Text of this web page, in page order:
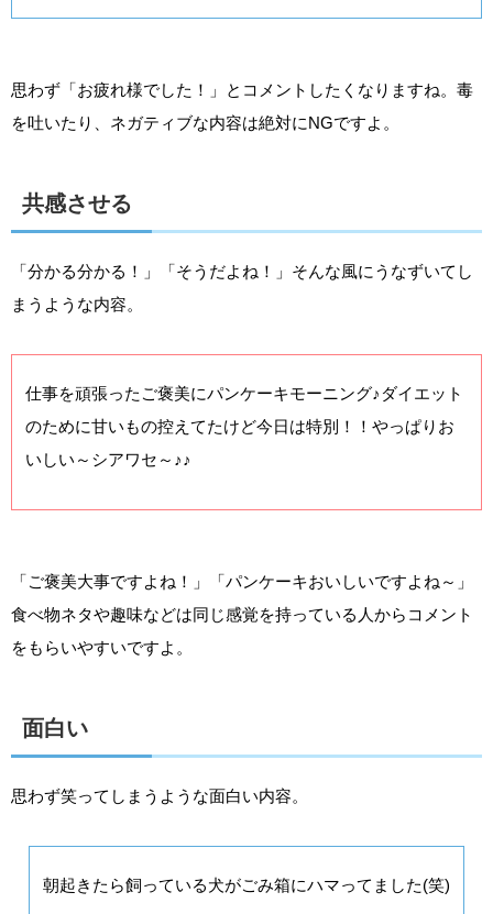
思わず「お疲れ様でした！」とコメントしたくなりますね。毒
を吐いたり、ネガティブな内容は絶対にNGですよ。
共感させる
「分かる分かる！」「そうだよね！」そんな風にうなずいてし
まうような内容。
仕事を頑張ったご褒美にパンケーキモーニング♪ダイエット
のために甘いもの控えてたけど今日は特別！！やっぱりお
いしい～シアワセ～♪♪
「ご褒美大事ですよね！」「パンケーキおいしいですよね～」
食べ物ネタや趣味などは同じ感覚を持っている人からコメント
をもらいやすいですよ。
面白い
思わず笑ってしまうような面白い内容。
朝起きたら飼っている犬がごみ箱にハマってました(笑)